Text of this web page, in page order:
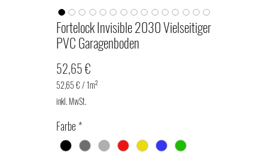
Fortelock Invisible 2030 Vielseitiger
PVC Garagenboden
52,65 €
52,65 €/1m²
52,65 €
pro
1
Quadratmeter
inkl. MwSt.
Farbe*